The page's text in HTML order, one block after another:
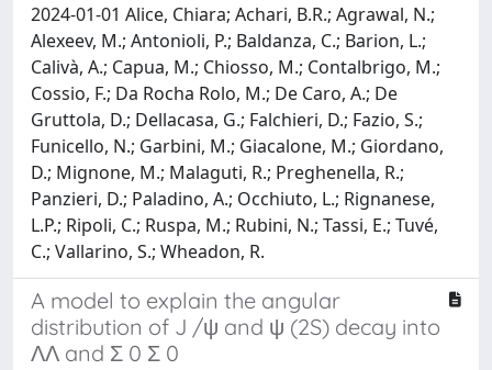
2024-01-01 Alice, Chiara; Achari, B.R.; Agrawal, N.;
Alexeev, M.; Antonioli, P.; Baldanza, C.; Barion, L.;
Calivà, A.; Capua, M.; Chiosso, M.; Contalbrigo, M.;
Cossio, F.; Da Rocha Rolo, M.; De Caro, A.; De
Gruttola, D.; Dellacasa, G.; Falchieri, D.; Fazio, S.;
Funicello, N.; Garbini, M.; Giacalone, M.; Giordano,
D.; Mignone, M.; Malaguti, R.; Preghenella, R.;
Panzieri, D.; Paladino, A.; Occhiuto, L.; Rignanese,
L.P.; Ripoli, C.; Ruspa, M.; Rubini, N.; Tassi, E.; Tuvé,
C.; Vallarino, S.; Wheadon, R.
A model to explain the angular
distribution of J /ψ and ψ (2S) decay into
ΛΛ and Σ 0 Σ 0